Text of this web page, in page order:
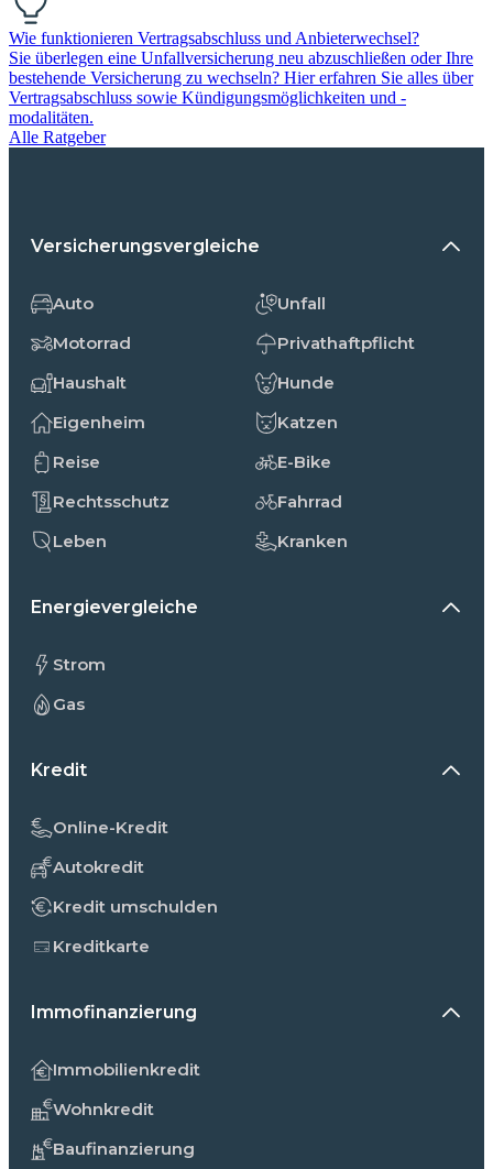
Wie funktionieren Vertragsabschluss und Anbieterwechsel?
Sie überlegen eine Unfallversicherung neu abzuschließen oder Ihre
bestehende Versicherung zu wechseln? Hier erfahren Sie alles über
Vertragsabschluss sowie Kündigungsmöglichkeiten und -
modalitäten.
Alle Ratgeber
Versicherungsvergleiche
Auto
Motorrad
Haushalt
Eigenheim
Reise
Rechtsschutz
Leben
Unfall
Privathaftpflicht
Hunde
Katzen
E-Bike
Fahrrad
Kranken
Energievergleiche
Strom
Gas
Kredit
Online-Kredit
Autokredit
Kredit umschulden
Kreditkarte
Immofinanzierung
Immobilienkredit
Wohnkredit
Baufinanzierung